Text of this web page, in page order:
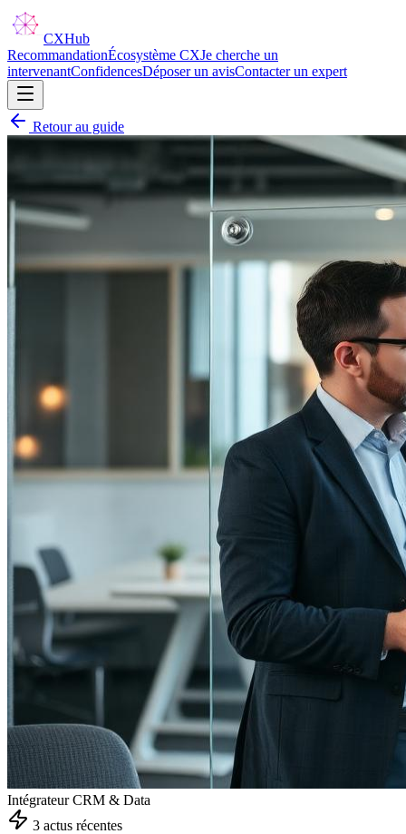
CXHub
RecommandationÉcosystème CXJe cherche un
intervenantConfidencesDéposer un avisContacter un expert
Retour au guide
Intégrateur CRM & Data
3 actus récentes